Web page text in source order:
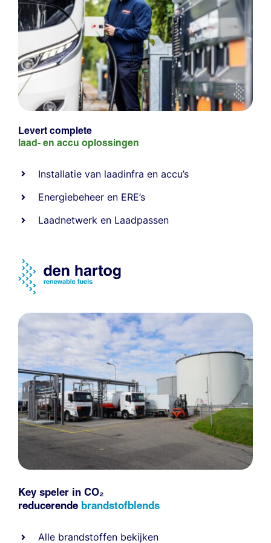
Levert complete
laad- en accu oplossingen
Installatie van laadinfra en accu’s
Energiebeheer en ERE’s
Laadnetwerk en Laadpassen
Key speler in CO₂
reducerende brandstofblends
Alle brandstoffen bekijken